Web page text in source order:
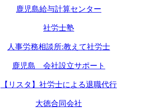
鹿児島給与計算センター
社労士塾
人事労務相談所:教えて社労士
鹿児島 会社設立サポート
【リスタ】社労士による退職代行
大徳合同会社